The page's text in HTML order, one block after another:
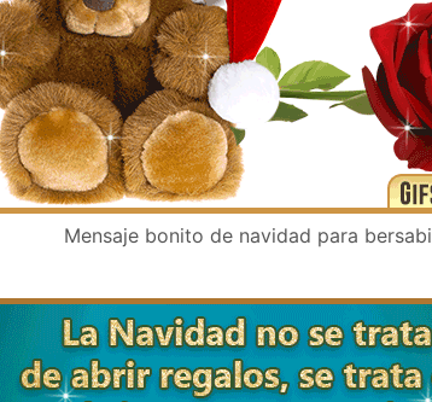
Mensaje bonito de navidad para bersabi